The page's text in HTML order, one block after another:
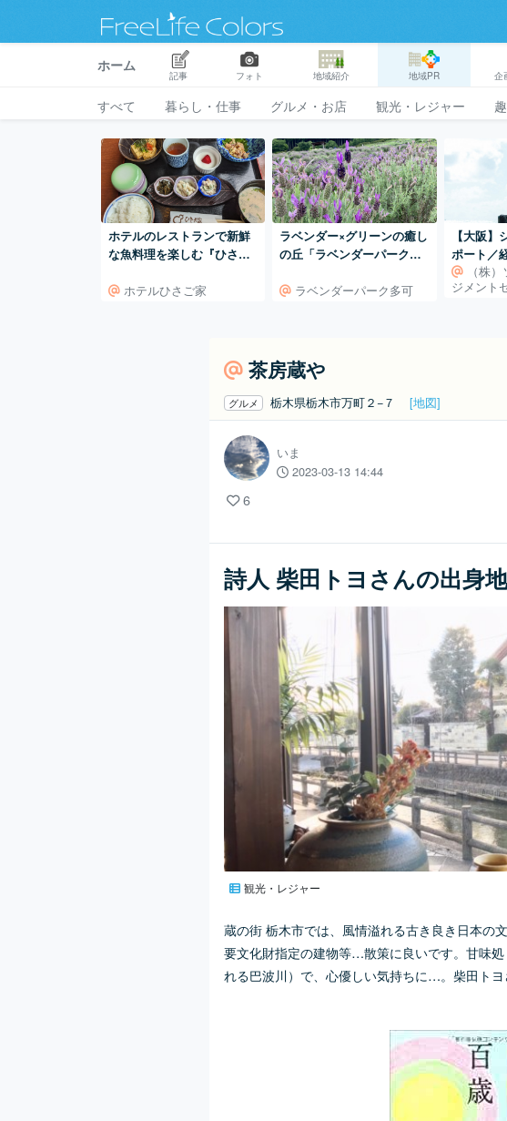
ホーム
記事 フォト 地域紹介 地域PR 企
すべて 暮らし・仕事 グルメ・お店 観光・レジャー
ホテルのレストランで新鮮
な魚料理を楽しむ『ひさご
ホテルひさご家
ラベンダー×グリーンの癒し
の丘「ラベンダーパーク多
ラベンダーパーク多可
【大阪
ポート／
フが対応
（株
ジメント
茶房蔵や
グルメ 栃木県栃木市万町２−７ [地図]
いま
2023-03-13 14:44
6
詩人 柴田トヨさんの出身
観光・レジャー
蔵の街 栃木市では、風情溢れる古き良き日本の
要文化財指定の建物等…散策に良いです。甘味
れる巴波川）で、心優しい気持ちに…。柴田ト